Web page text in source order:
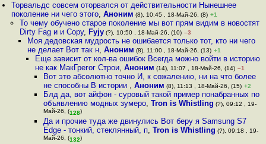
Торвальдс совсем оторвался от действительности Нынешнее
поколение ни чего этого,Аноним (8), 10:45 , 18-Май-26, (8) +1
То чему обучено старое поколение мы вот прям видим в новостят
Dirty Fag и и Copy, Fyjy(?), 10:50 , 18-Май-26, (10) –3
Моя дедовская мудрость не ошибается только тот, кто ни чего
не делает Вот так н, Аноним (8), 11:00 , 18-Май-26, (13) +1
Еще зависит от кол-ва ошибок Всегда можно войти в историю
не как МакГрегог Строи,Аноним (14), 11:07 , 18-Май-26, (14) –1
Вот это абсолютно точно И, к сожалению, ни на что более
не способны В истории , Аноним (8), 11:13 , 18-Май-26, (15) +2
Блд да, вот айфон - суровый такой пример понабранных по
объявлению модных зумеро, Tron is Whistling (?), 09:12 , 19-
Май-26, (128)
Да и прочие туда же двинулись Вот беру я Samsung S7
Edge - тонкий, стеклянный, п, Tron is Whistling (?), 09:18 , 19-
Май-26, (132)